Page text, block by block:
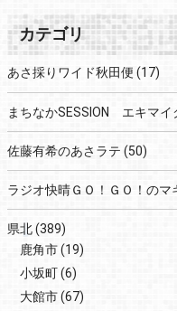
カテゴリ
あさ採りワイド秋田便 (17)
まちなかSESSION エキマイ
佐藤有希のあさラテ (50)
ラジオ快晴ＧＯ！ＧＯ！のマ
県北(389)
鹿角市(19)
小坂町(6)
大館市(67)